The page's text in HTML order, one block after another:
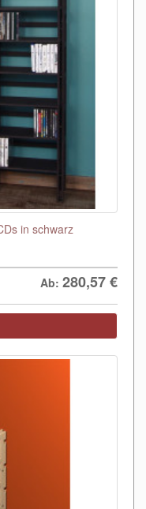
in schwarz
Ab: 280,57€